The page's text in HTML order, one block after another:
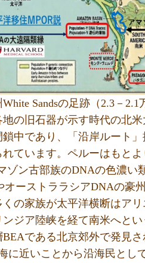
Sandsの足跡（2.3－
の旧石器が示す時代の北
中であり、「沿岸ルート
ています。ペルーはもと
ゾン古部族のDNAの色濃い
オーストララシアDNAの豪
の家族が太平洋横断はア
ジア陸峡を経て南米へとい
である北京郊外で発見さ
に近いことから沿海民とし